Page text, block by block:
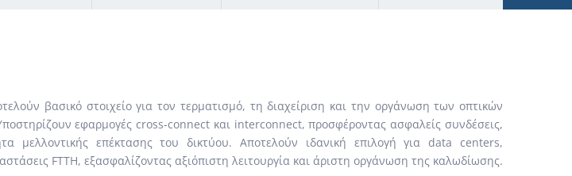
βασικό στοιχείο για τον τερματισμό, τη διαχείριση και την οργάνωση των οπτικών
εφαρμογές cross-connect και interconnect, προσφέροντας ασφαλείς συνδέσεις,
μελλοντικής επέκτασης του δικτύου. Αποτελούν ιδανική επιλογή για data centers,
FTTH, εξασφαλίζοντας αξιόπιστη λειτουργία και άριστη οργάνωση της καλωδίωσης.